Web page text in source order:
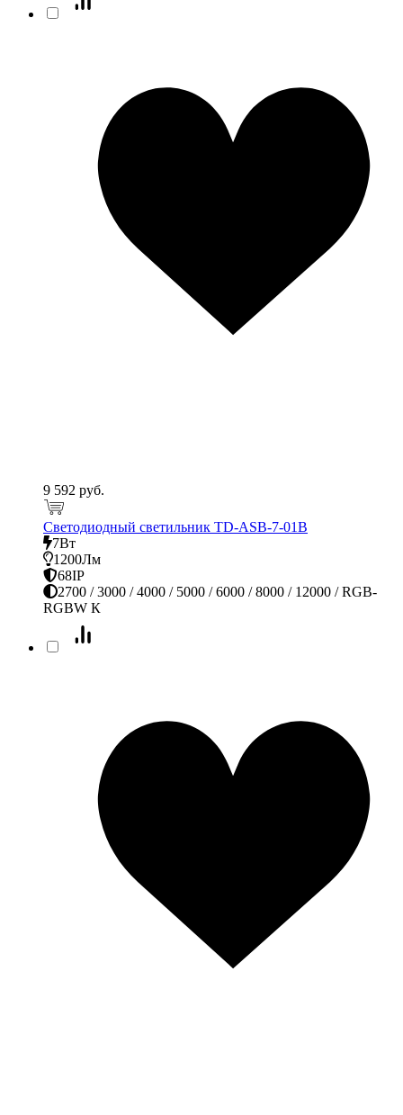
9 592 руб.
Светодиодный светильник TD-ASB-7-01В
7Вт
1200Лм
68IP
2700 / 3000 / 4000 / 5000 / 6000 / 8000 / 12000 / RGB-
RGBW К